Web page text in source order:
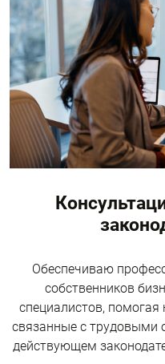
Обеспечиваю
собственников
специалистов,
связанные с трудовыми
действующем